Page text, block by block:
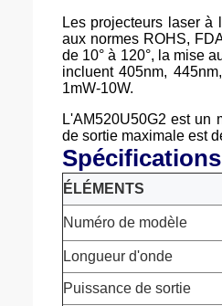
Les projecteurs laser à
aux normes ROHS,
de 10° à 120°, la mise
incluent 405nm,
1mW-10W.
L'AM520U50G2 est un
de sortie maximale est
Spécifications
ÉLÉMENTS
Numéro de modèle
Longueur d'onde
Puissance de sortie